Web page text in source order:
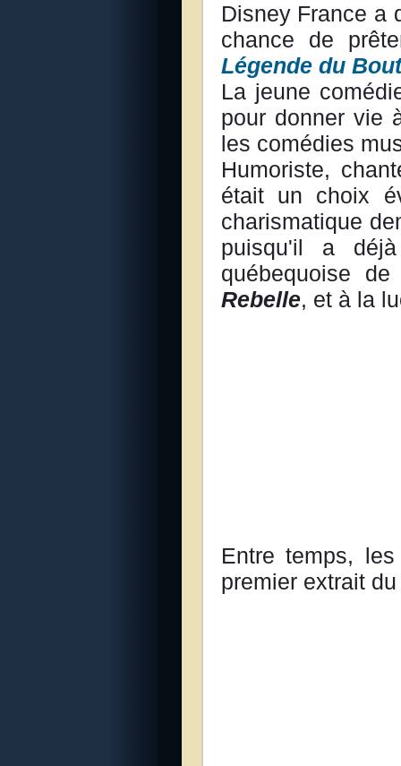
Disney France a
chance de
Légende du
La jeune
pour donner vie
les comédies
Humoriste,
était un choix
charismatique
puisqu'il a
québequoise
Rebelle, et à la
Entre temps,
premier extrait